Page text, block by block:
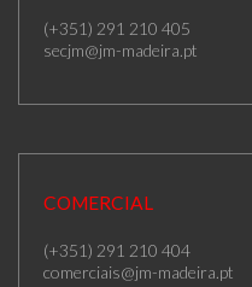
(+351) 291 210 405
secjm@jm-madeira.pt
COMERCIAL
(+351) 291 210 404
comerciais@jm-madeira.pt